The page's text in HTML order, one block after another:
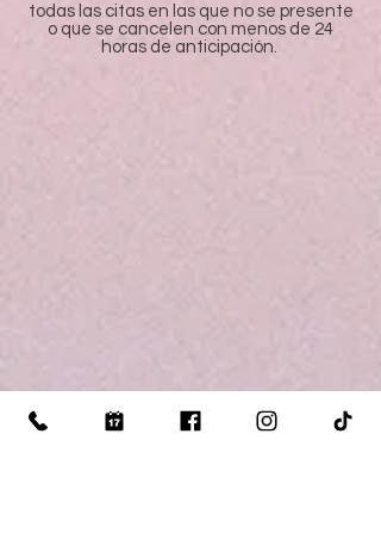
todas las citas en las que no se presente
o que se cancelen con menos de 24
horas de anticipación.